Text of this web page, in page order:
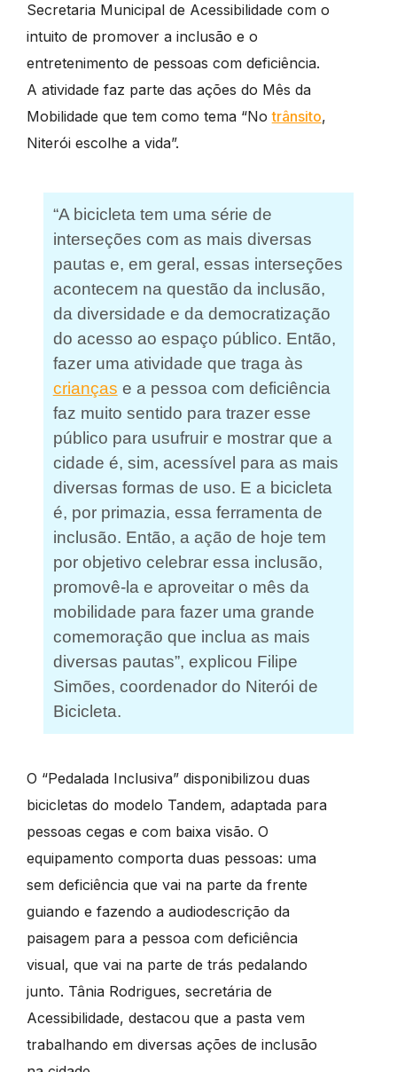
Secretaria Municipal de Acessibilidade com o
intuito de promover a inclusão e o
entretenimento de pessoas com deficiência.
A atividade faz parte das ações do Mês da
Mobilidade que tem como tema “Notrânsito,
Niterói escolhe a vida”.
“A bicicleta tem uma série de
interseções com as mais diversas
pautas e, em geral, essas interseções
acontecem na questão da inclusão,
da diversidade e da democratização
do acesso ao espaço público. Então,
fazer uma atividade que traga às
crianças e a pessoa com deficiência
faz muito sentido para trazer esse
público para usufruir e mostrar que a
cidade é, sim, acessível para as mais
diversas formas de uso. E a bicicleta
é, por primazia, essa ferramenta de
inclusão. Então, a ação de hoje tem
por objetivo celebrar essa inclusão,
promovê-la e aproveitar o mês da
mobilidade para fazer uma grande
comemoração que inclua as mais
diversas pautas”, explicou Filipe
Simões, coordenador do Niterói de
Bicicleta.
O “Pedalada Inclusiva” disponibilizou duas
bicicletas do modelo Tandem, adaptada para
pessoas cegas e com baixa visão. O
equipamento comporta duas pessoas: uma
sem deficiência que vai na parte da frente
guiando e fazendo a audiodescrição da
paisagem para a pessoa com deficiência
visual, que vai na parte de trás pedalando
junto. Tânia Rodrigues, secretária de
Acessibilidade, destacou que a pasta vem
trabalhando em diversas ações de inclusão